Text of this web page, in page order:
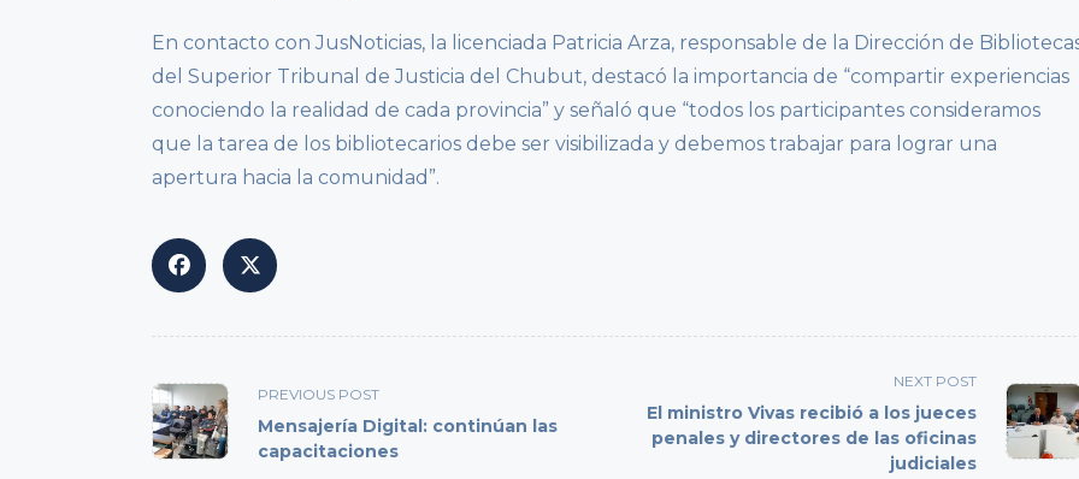
En contacto con JusNoticias, la licenciada Patricia Arza, responsable de la Dirección de
del Superior Tribunal de Justicia del Chubut, destacó la importancia de “compartir experiencias
conociendo la realidad de cada provincia” y señaló que “todos los participantes consideramos
que la tarea de los bibliotecarios debe ser visibilizada y debemos trabajar para lograr una
apertura hacia la comunidad”.
<span
class="nav-
subtitle
screen-
PREVIOUS POST
Mensajería Digital: continúan las
capacitaciones
NEXT POST
El ministro Vivas recibió a los jueces
penales y directores de las oficinas
judiciales